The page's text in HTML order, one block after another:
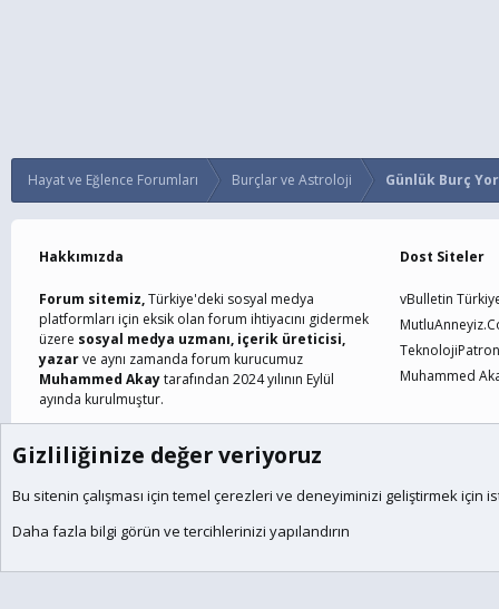
Hayat ve Eğlence Forumları Burçlar ve Astroloji Günlük Burç
Hakkımızda
Forum sitemiz,Türkiye'deki sosyal medya
platformları için eksik olan forum ihtiyacını gidermek
üzere sosyal medya uzmanı, içerik üreticisi,
yazarve aynı zamanda forum kurucumuz
Muhammed Akaytarafından 2024 yılının Eylül
ayında kurulmuştur.
Dost Siteler
vBulletin
Muhammed
Çerezler Türkçe (TR)
Community platform by XenForo © 2010-2024 XenForo Ltd.
Gizliliğinize değer veriyoruz
Bu sitenin çalışması için temel çerezleri ve deneyiminizi geliştirmek için
Daha fazla bilgi görün ve tercihlerinizi yapılandırın